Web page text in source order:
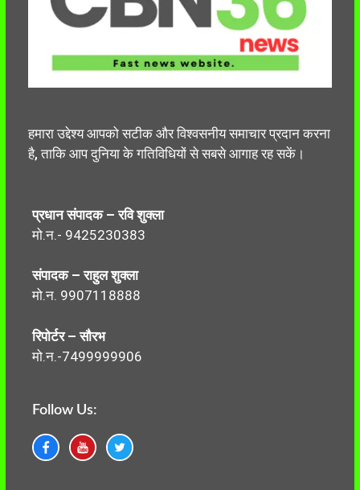
हमारा उद्देश्य आपको सटीक और विश्वसनीय समाचार प्रदान करना
है, ताकि आप दुनिया के गतिविधियों से सबसे आगाह रह सकें।
प्रधान संपादक – रवि शुक्ला
मो.न.- 9425230383
संपादक – राहुल शुक्ला
मो.न. 9907118888
रिपोर्टर – सौरभ
मो.न.-7499999906
Follow Us: